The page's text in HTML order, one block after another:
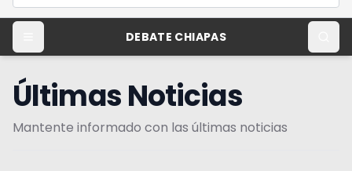
DEBATE CHIAPAS
Últimas Noticias
Mantente informado con las últimas noticias